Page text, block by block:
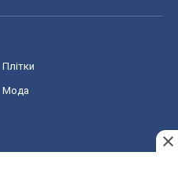
Плітки
Мода